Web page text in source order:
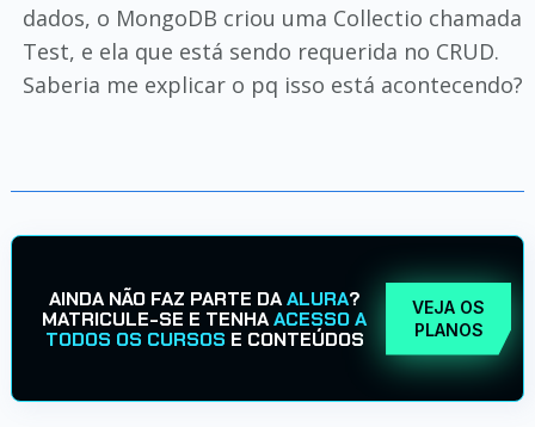
dados, o MongoDB criou uma Collectio chamada
Test, e ela que está sendo requerida no CRUD.
Saberia me explicar o pq isso está acontecendo?
AINDA NÃO FAZ PARTE DAALURA?
MATRICULE-SE E TENHAACESSO A
TODOS OS CURSOS E CONTEÚDOS
VEJA OS
PLANOS